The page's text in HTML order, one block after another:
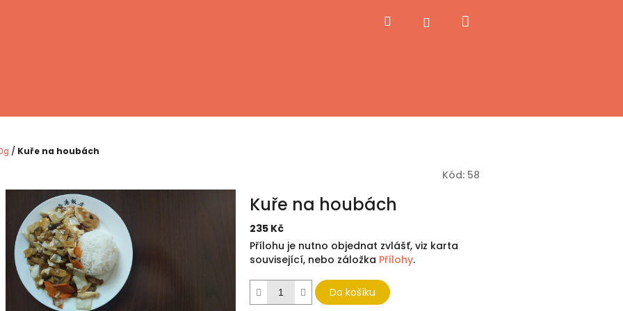
Hledat Přihlášení
/ Kuře na houbách
Kód: 58
Kuře na houbách
235 Kč
Měrná
cena:
Přílohu je nutno objednat zvlášť, viz karta
související, nebo záložka Přílohy.
Do košíku